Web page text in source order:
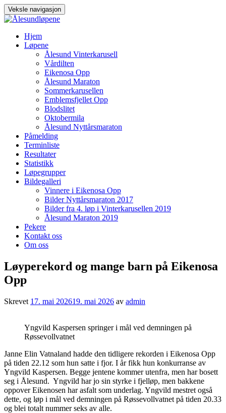
Veksle navigasjon
Hjem
Løpene
Ålesund Vinterkarusell
Vårdilten
Eikenosa Opp
Ålesund Maraton
Sommerkarusellen
Emblemsfjellet Opp
Blodslitet
Oktobermila
Ålesund Nyttårsmaraton
Påmelding
Terminliste
Resultater
Statistikk
Løpegrupper
Bildegalleri
Vinnere i Eikenosa Opp
Bilder Nyttårsmaraton 2017
Bilder fra 4. løp i Vinterkarusellen 2019
Ålesund Maraton 2019
Pekere
Kontakt oss
Om oss
Løyperekord og mange barn på Eikenosa
Opp
Skrevet 17. mai 202619. mai 2026 av admin
Yngvild Kaspersen springer i mål ved demningen på
Røssevollvatnet
Janne Elin Vatnaland hadde den tidligere rekorden i Eikenosa Opp
på tiden 22.12 som hun satte i fjor. I år fikk hun konkurranse av
Yngvild Kaspersen. Begge jentene kommer utenfra, men har bosett
seg i Ålesund. Yngvild har jo sin styrke i fjelløp, men bakkene
oppover Eikenosen har asfalt som underlag. Yngvild mestret også
dette, og løp i mål ved demningen på Røssevollvatnet på tiden 20.33
og blei totalt nummer seks av alle.